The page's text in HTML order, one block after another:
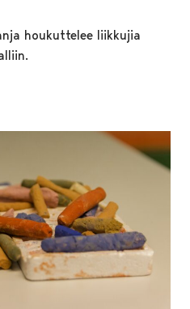
houkuttelee liikkujia